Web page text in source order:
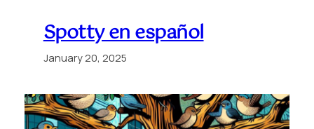
Spotty en español
January 20, 2025